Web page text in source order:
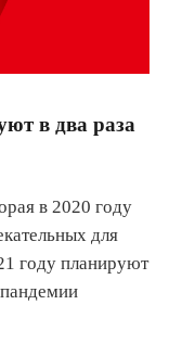
в два раза
в 2020 году
для
году планируют